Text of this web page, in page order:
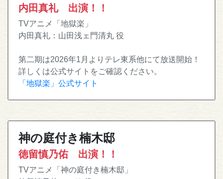
内田真礼 出演！！
TVアニメ「地獄楽」
内田真礼：山田浅ェ門清丸 役
第二期は2026年1月よりテレ東系他にて放送開始！
詳しくは公式サイトをご確認ください。
「地獄楽」公式サイト
神の庭付き楠木邸
徳留慎乃佑 出演！！
TVアニメ「神の庭付き楠木邸」